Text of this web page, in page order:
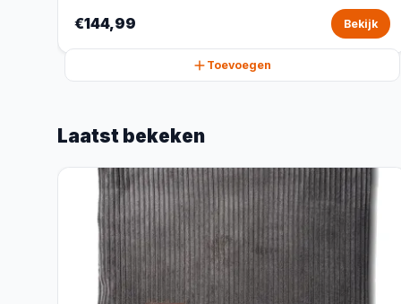
€144,99 Bekijk
Toevoegen
Laatst bekeken